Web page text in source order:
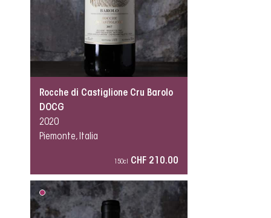
Rocche di Castiglione Cru Barolo
DOCG
2020
Piemonte, Italia
150cl CHF 210.00